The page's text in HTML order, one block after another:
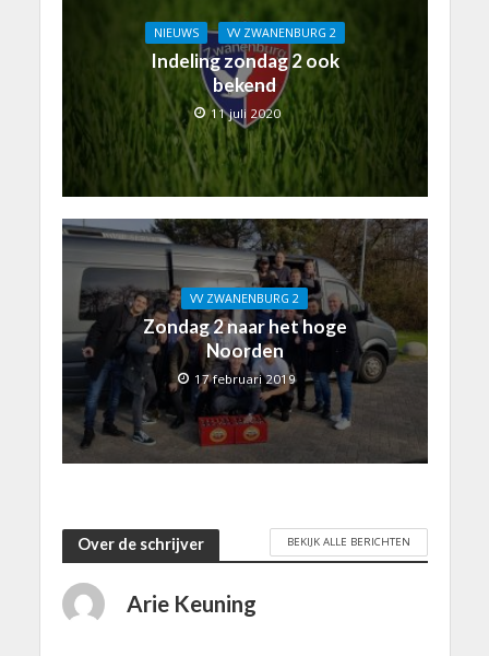
NIEUWS VV ZWANENBURG 2
Indeling zondag 2 ook
bekend
11 juli 2020
VV ZWANENBURG 2
Zondag 2 naar het hoge
Noorden
17 februari 2019
Over de schrijver BEKIJK ALLE BERICHTEN
Arie Keuning